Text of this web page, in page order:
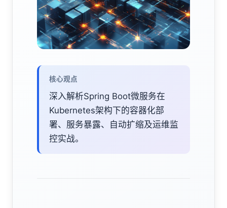
核心观点
深入解析Spring Boot微服务在
Kubernetes架构下的容器化部
署、服务暴露、自动扩缩及运维监
控实战。